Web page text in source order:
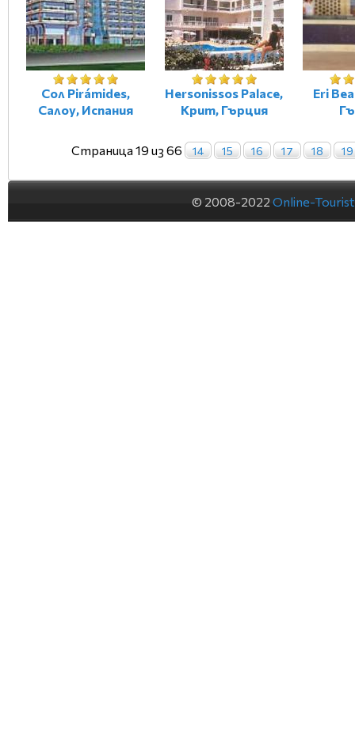
Сол Pirámides,
Салоу, Испания
Hersonissos Palace,
Крит, Гърция
Eri
Страница 19 из 66 14 15 16 17 18 19
© 2008-2022 Online-